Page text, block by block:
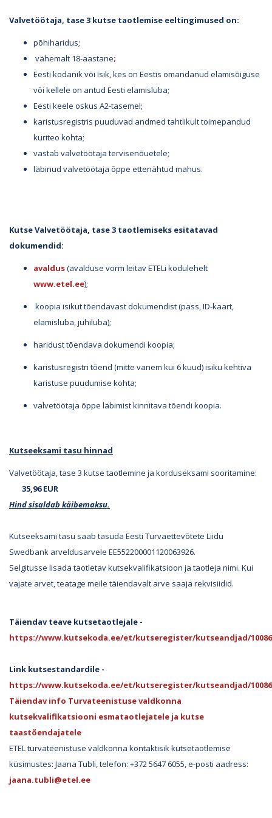
Valvetöötaja, tase 3 kutse taotlemise eeltingimused on:
põhiharidus;
vähemalt 18-aastane;
Eesti kodanik või isik, kes on Eestis omandanud elamisõiguse
või kellele on antud Eesti elamisluba;
Eesti keele oskus A2-tasemel;
karistusregistris puuduvad andmed tahtlikult toimepandud
kuriteo kohta;
vastab valvetöötaja tervisenõuetele;
läbinud valvetöötaja õppe ettenähtud mahus.
Kutse Valvetöötaja, tase 3 taotlemiseks esitatavad
dokumendid:
avaldus(avalduse vorm leitav ETELi kodulehelt
www.etel.ee);
koopia isikut tõendavast dokumendist (pass, ID-kaart,
elamisluba, juhiluba);
haridust tõendava dokumendi koopia;
karistusregistri tõend (mitte vanem kui 6 kuud) isiku kehtiva
karistuse puudumise kohta;
valvetöötaja õppe läbimist kinnitava tõendi koopia.
Kutseeksami tasu hinnad
Valvetöötaja, tase 3 kutse taotlemine ja korduseksami sooritamine:
35,96 EUR
Hind sisaldab käibemaksu.
Kutseeksami tasu saab tasuda Eesti Turvaettevõtete Liidu
Swedbank arveldusarvele EE552200001120063926.
Selgitusse lisada taotletav kutsekvalifikatsioon ja taotleja nimi. Kui
vajate arvet, teatage meile täiendavalt arve saaja rekvisiidid.
Täiendav teave kutsetaotlejale -
https://www.kutsekoda.ee/et/kutseregister/kutseandjad/
Link kutsestandardile -
https://www.kutsekoda.ee/et/kutseregister/kutseandjad/
Täiendav info Turvateenistuse valdkonna
kutsekvalifikatsiooni esmataotlejatele ja kutse
taastõendajatele
ETEL turvateenistuse valdkonna kontaktisik kutsetaotlemise
küsimustes: Jaana Tubli, telefon: +372 5647 6055, e-posti aadress:
jaana.tubli@etel.ee